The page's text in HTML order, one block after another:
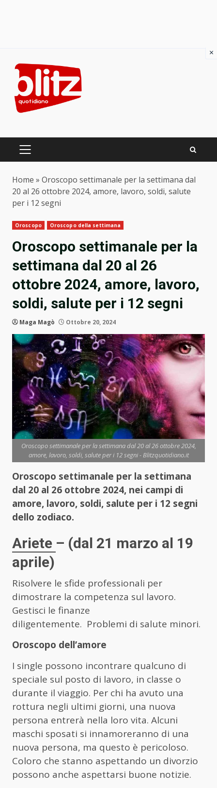
content
PRIMARY
Home » Oroscopo settimanale per la settimana dal
20 al 26 ottobre 2024, amore, lavoro, soldi, salute
per i 12 segni
Oroscopo Oroscopo della settimana
Oroscopo settimanale per la
settimana dal 20 al 26
ottobre 2024, amore, lavoro,
soldi, salute per i 12 segni
Maga Magò Ottobre 20, 2024
Oroscopo settimanale per la settimana dal 20 al 26 ottobre 2024,
amore, lavoro, soldi, salute per i 12 segni - Blitzquotidiano.it
Oroscopo settimanale per la settimana
dal 20 al 26 ottobre 2024, nei campi di
amore, lavoro, soldi, salute per i 12 segni
dello zodiaco.
Ariete – (dal 21 marzo al 19
aprile)
Risolvere le sfide professionali per
dimostrare la competenza sul lavoro.
Gestisci le finanze
diligentemente. Problemi di salute minori.
Oroscopo dell’amore
I single possono incontrare qualcuno di
speciale sul posto di lavoro, in classe o
durante il viaggio. Per chi ha avuto una
rottura negli ultimi giorni, una nuova
persona entrerà nella loro vita. Alcuni
maschi sposati si innamoreranno di una
nuova persona, ma questo è pericoloso.
Coloro che stanno aspettando un divorzio
possono anche aspettarsi buone notizie.
×